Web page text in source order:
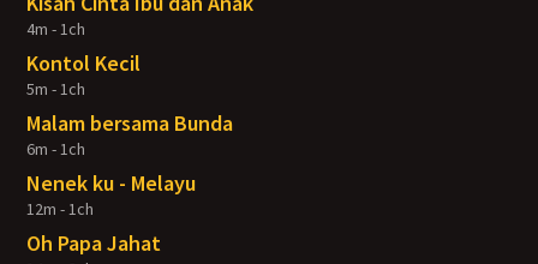
4m - 1ch
Kontol Kecil
5m - 1ch
Malam bersama Bunda
6m - 1ch
Nenek ku - Melayu
12m - 1ch
Oh Papa Jahat